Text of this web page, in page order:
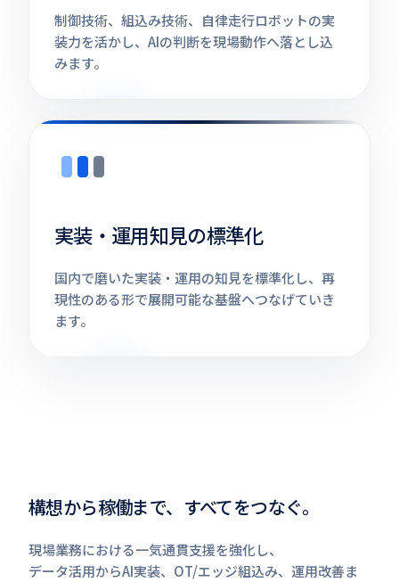
制御技術、組込み技術、自律走行ロボットの実
装力を活かし、AIの判断を現場動作へ落とし込
みます。
実装・運用知見の標準化
国内で磨いた実装・運用の知見を標準化し、再
現性のある形で展開可能な基盤へつなげていき
ます。
構想から稼働まで、すべてをつなぐ。
現場業務における一気通貫支援を強化し、
データ活用からAI実装、OT/エッジ組込み、運用改善ま